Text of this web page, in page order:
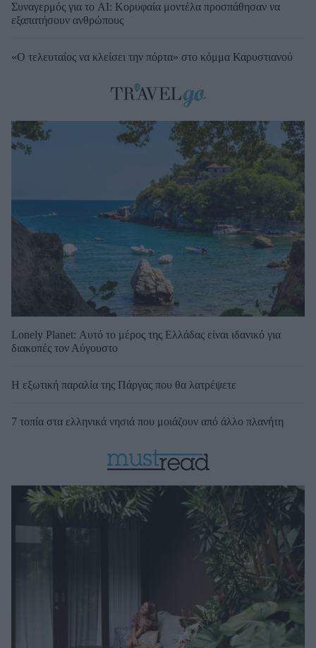
Συναγερμός για το AI: Κορυφαία μοντέλα προσπάθησαν να
εξαπατήσουν ανθρώπους
«Ο τελευταίος να κλείσει την πόρτα» στο κόμμα Καρυστιανού
Lonely Planet: Αυτό το μέρος της Ελλάδας είναι ιδανικό για
διακοπές τον Αύγουστο
Η εξωτική παραλία της Πάργας που θα λατρέψετε
7 τοπία στα ελληνικά νησιά που μοιάζουν από άλλο πλανήτη